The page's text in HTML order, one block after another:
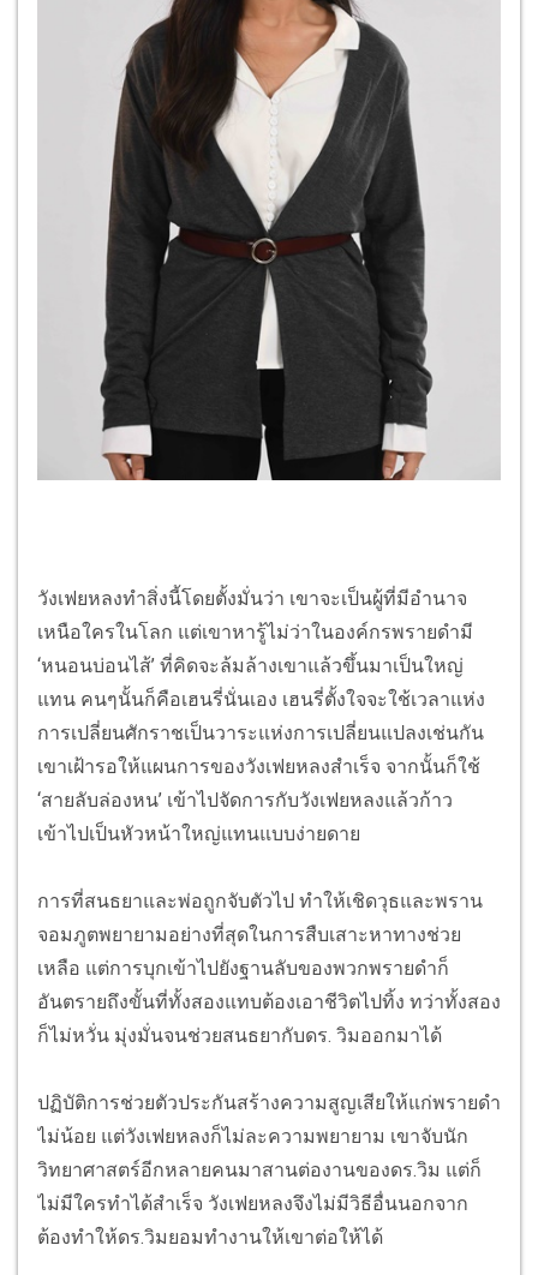
วังเฟยหลงทำสิ่งนี้โดยตั้งมั่นว่า เขาจะเป็นผู้ที่มีอำนาจ
เหนือใครในโลก แต่เขาหารู้ไม่ว่าในองค์กรพรายดำมี
‘หนอนบ่อนไส้’ ที่คิดจะล้มล้างเขาแล้วขึ้นมาเป็นใหญ่
แทน คนๆนั้นก็คือเฮนรี่นั่นเอง เฮนรี่ตั้งใจจะใช้เวลาแห่ง
การเปลี่ยนศักราชเป็นวาระแห่งการเปลี่ยนแปลงเช่นกัน
เขาเฝ้ารอให้แผนการของวังเฟยหลงสำเร็จ จากนั้นก็ใช้
‘สายลับล่องหน’ เข้าไปจัดการกับวังเฟยหลงแล้วก้าว
เข้าไปเป็นหัวหน้าใหญ่แทนแบบง่ายดาย
การที่สนธยาและพ่อถูกจับตัวไป ทำให้เชิดวุธและพราน
จอมภูตพยายามอย่างที่สุดในการสืบเสาะหาทางช่วย
เหลือ แต่การบุกเข้าไปยังฐานลับของพวกพรายดำก็
อันตรายถึงขั้นที่ทั้งสองแทบต้องเอาชีวิตไปทิ้ง ทว่าทั้งสอง
ก็ไม่หวั่น มุ่งมั่นจนช่วยสนธยากับดร. วิมออกมาได้
ปฏิบัติการช่วยตัวประกันสร้างความสูญเสียให้แก่พรายดำ
ไม่น้อย แต่วังเฟยหลงก็ไม่ละความพยายาม เขาจับนัก
วิทยาศาสตร์อีกหลายคนมาสานต่องานของดร.วิม แต่ก็
ไม่มีใครทำได้สำเร็จ วังเฟยหลงจึงไม่มีวิธีอื่นนอกจาก
ต้องทำให้ดร.วิมยอมทำงานให้เขาต่อให้ได้